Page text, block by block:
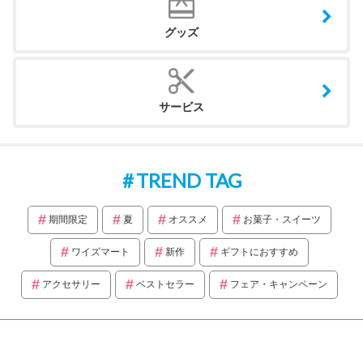
グッズ
サービス
TREND TAG
期間限定 夏 オススメ お菓子・スイーツ
ワイズマート 新作 ギフトにおすすめ
アクセサリー ベストセラー フェア・キャンペーン